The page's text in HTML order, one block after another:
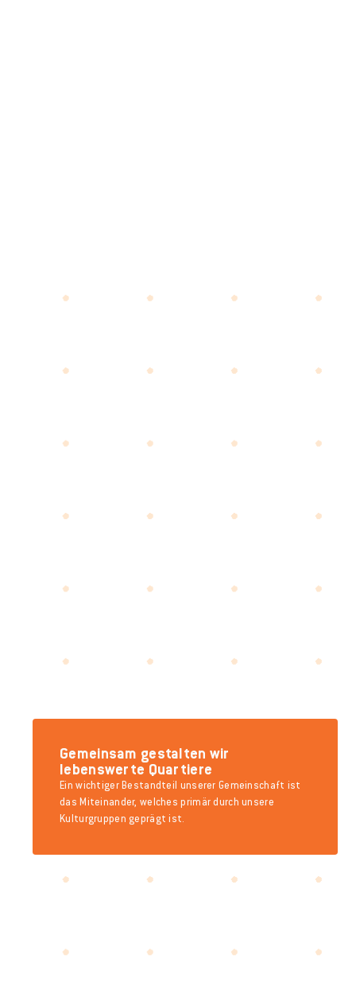
Gemeinsam gestalten wir
lebenswerte Quartiere
Ein wichtiger Bestandteil unserer Gemeinschaft ist
das Miteinander, welches primär durch unsere
Kulturgruppen geprägt ist.